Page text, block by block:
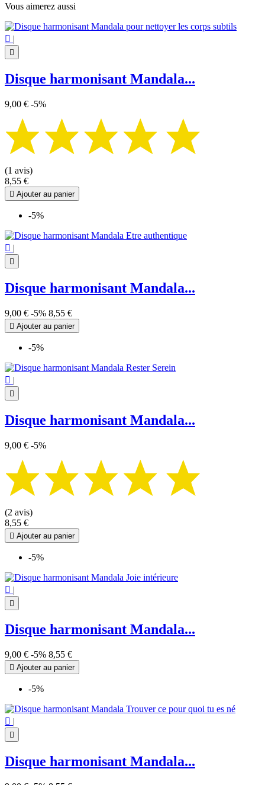
Vous aimerez aussi
 |

Disque harmonisant Mandala...
9,00 € -5%
(1 avis)
8,55 €
 Ajouter au panier
-5%
 |

Disque harmonisant Mandala...
9,00 € -5% 8,55 €
 Ajouter au panier
-5%
 |

Disque harmonisant Mandala...
9,00 € -5%
(2 avis)
8,55 €
 Ajouter au panier
-5%
 |

Disque harmonisant Mandala...
9,00 € -5% 8,55 €
 Ajouter au panier
-5%
 |

Disque harmonisant Mandala...